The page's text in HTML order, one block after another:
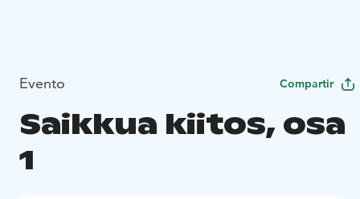
Evento Compartir
Saikkua kiitos, osa
1